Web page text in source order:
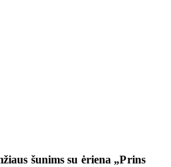
šunims su ėriena „Prins